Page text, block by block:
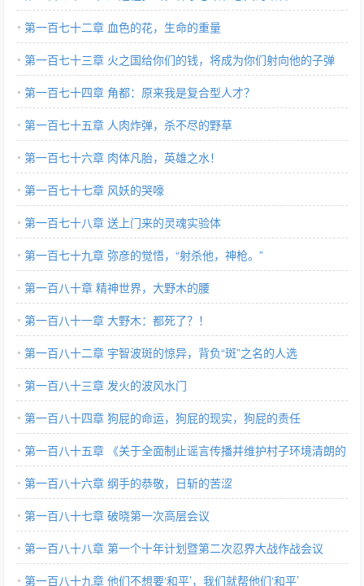
第一百七十二章 血色的花，生命的重量
第一百七十三章 火之国给你们的钱，将成为你们射向他的子弹
第一百七十四章 角都：原来我是复合型人才？
第一百七十五章 人肉炸弹，杀不尽的野草
第一百七十六章 肉体凡胎，英雄之水！
第一百七十七章 风妖的哭嚎
第一百七十八章 送上门来的灵魂实验体
第一百七十九章 弥彦的觉悟，“射杀他，神枪。”
第一百八十章 精神世界，大野木的腰
第一百八十一章 大野木：都死了？！
第一百八十二章 宇智波斑的惊异，背负“斑”之名的人选
第一百八十三章 发火的波风水门
第一百八十四章 狗屁的命运，狗屁的现实，狗屁的责任
第一百八十五章 《关于全面制止谣言传播并维护村子环境清朗的
申请书》
第一百八十六章 纲手的恭敬，日斩的苦涩
第一百八十七章 破晓第一次高层会议
第一百八十八章 第一个十年计划暨第二次忍界大战作战会议
第一百八十九章 他们不想要‘和平’，我们就帮他们‘和平’